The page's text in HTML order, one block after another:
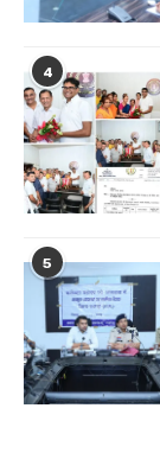
4
5